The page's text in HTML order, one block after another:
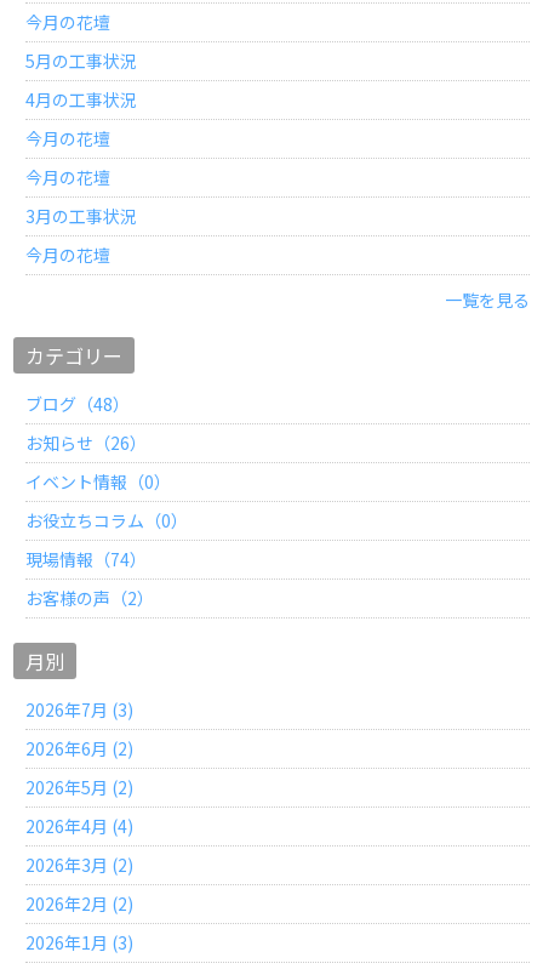
今月の花壇
5月の工事状況
4月の工事状況
今月の花壇
今月の花壇
3月の工事状況
今月の花壇
一覧を見る
カテゴリー
ブログ（48）
お知らせ（26）
イベント情報（0）
お役立ちコラム（0）
現場情報（74）
お客様の声（2）
月別
2026年7月 (3)
2026年6月 (2)
2026年5月 (2)
2026年4月 (4)
2026年3月 (2)
2026年2月 (2)
2026年1月 (3)